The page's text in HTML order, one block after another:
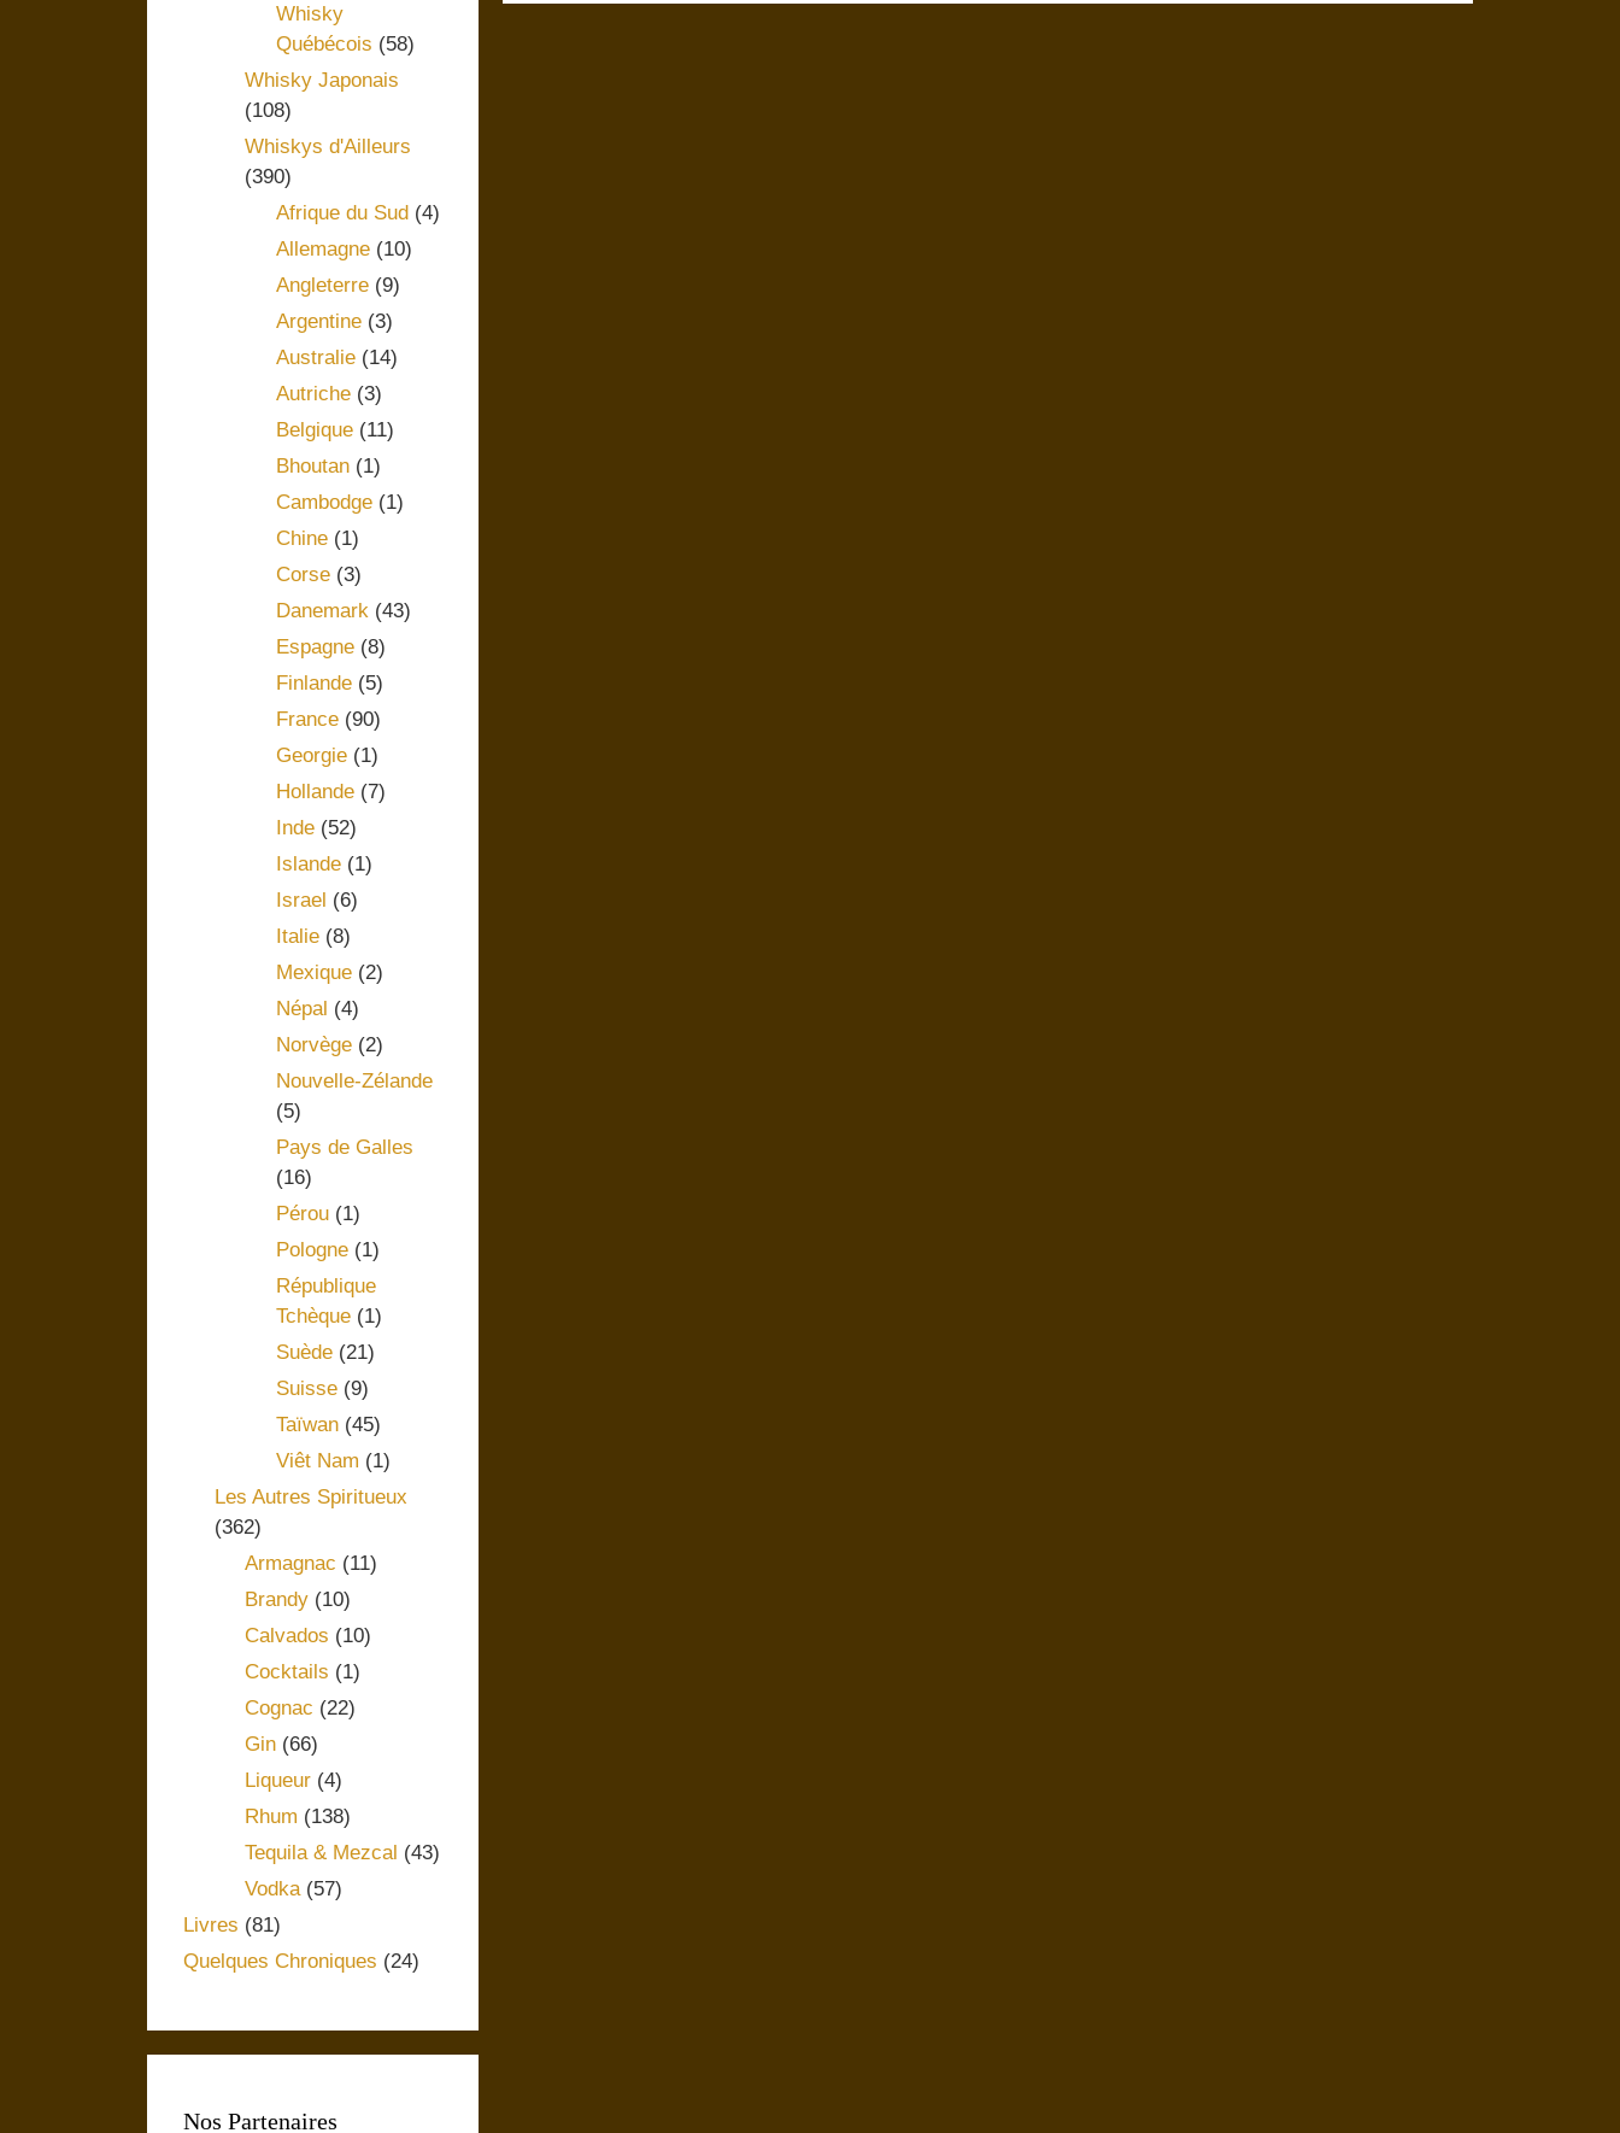
Whisky
Québécois (58)
Whisky Japonais
(108)
Whiskys d'Ailleurs
(390)
Afrique du Sud(4)
Allemagne(10)
Angleterre(9)
Argentine(3)
Australie(14)
Autriche(3)
Belgique(11)
Bhoutan(1)
Cambodge(1)
Chine(1)
Corse(3)
Danemark (43)
Espagne(8)
Finlande(5)
France(90)
Georgie(1)
Hollande(7)
Inde(52)
Islande(1)
Israel (6)
Italie(8)
Mexique(2)
Népal (4)
Norvège(2)
Nouvelle-Zélande
(5)
Pays de Galles
(16)
Pérou(1)
Pologne(1)
République
Tchèque(1)
Suède(21)
Suisse(9)
Taïwan(45)
Viêt Nam (1)
Les Autres Spiritueux
(362)
Armagnac (11)
Brandy (10)
Calvados (10)
Cocktails (1)
Cognac (22)
Gin (66)
Liqueur (4)
Rhum (138)
Tequila & Mezcal (43)
Vodka (57)
Livres (81)
Quelques Chroniques (24)
Nos Partenaires